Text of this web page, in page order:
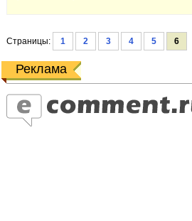
Страницы: 1 2 3 4 5 6
Реклама